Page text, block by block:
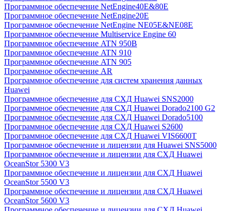
Программное обеспечение NetEngine40E&80E
Программное обеспечение NetEngine20E
Программное обеспечение NetEngine NE05E&NE08E
Программное обеспечение Multiservice Engine 60
Программное обеспечение ATN 950B
Программное обеспечение ATN 910
Программное обеспечение ATN 905
Программное обеспечение AR
Программное обеспечение для систем хранения данных
Huawei
Программное обеспечение для СХД Huawei SNS2000
Программное обеспечение для СХД Huawei Dorado2100 G2
Программное обеспечение для СХД Huawei Dorado5100
Программное обеспечение для СХД Huawei S2600
Программное обеспечение для СХД Huawei VIS6600T
Программное обеспечение и лицензии для Huawei SNS5000
Программное обеспечение и лицензии для СХД Huawei
OceanStor 5300 V3
Программное обеспечение и лицензии для СХД Huawei
OceanStor 5500 V3
Программное обеспечение и лицензии для СХД Huawei
OceanStor 5600 V3